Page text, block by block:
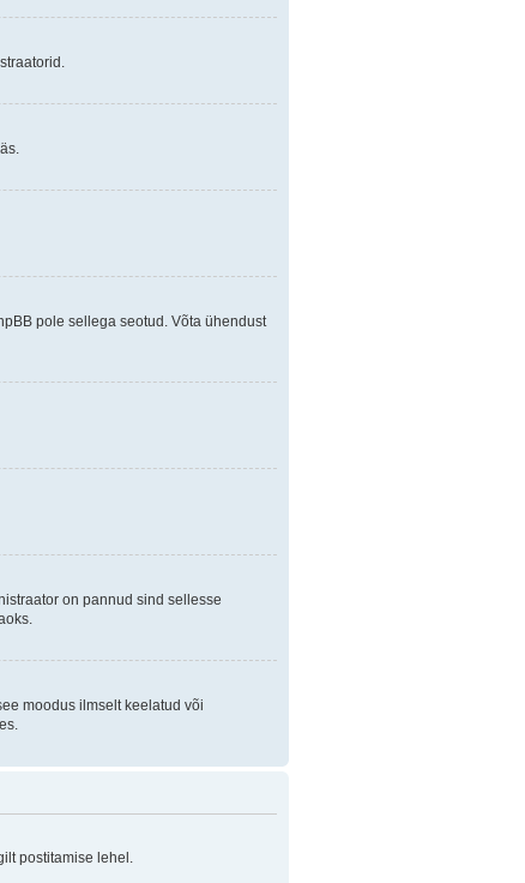
pole sellega seotud. Võta ühendust
on pannud sind sellesse
moodus ilmselt keelatud või
postitamise lehel.